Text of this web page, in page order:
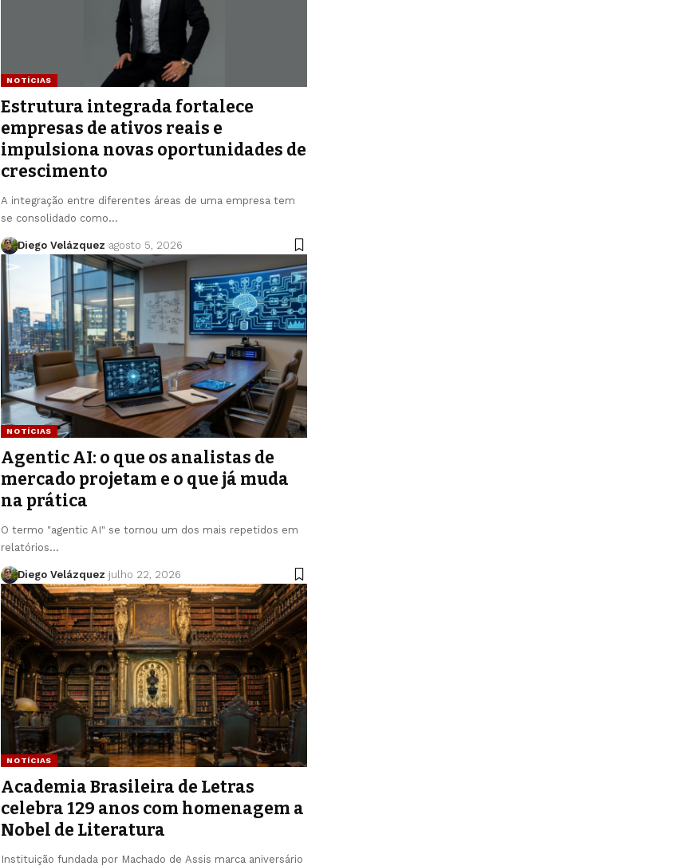
NOTÍCIAS
Estrutura integrada fortalece
empresas de ativos reais e
impulsiona novas oportunidades de
crescimento
A integração entre diferentes áreas de uma empresa tem
se consolidado como…
Diego Velázquez agosto 5, 2026
NOTÍCIAS
Agentic AI: o que os analistas de
mercado projetam e o que já muda
na prática
O termo "agentic AI" se tornou um dos mais repetidos em
relatórios…
Diego Velázquez julho 22, 2026
NOTÍCIAS
Academia Brasileira de Letras
celebra 129 anos com homenagem a
Nobel de Literatura
Instituição fundada por Machado de Assis marca aniversário